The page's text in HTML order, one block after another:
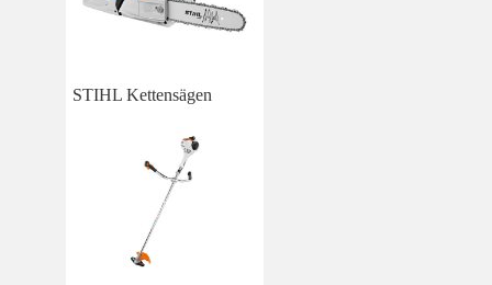
STIHL Kettensägen